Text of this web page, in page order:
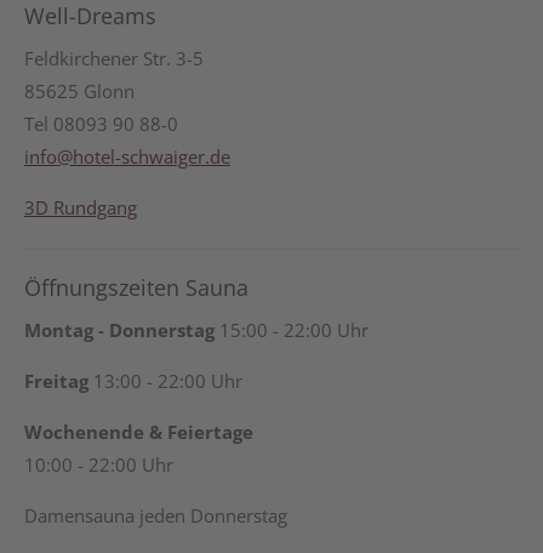
Well-Dreams
Feldkirchener Str. 3-5
85625 Glonn
Tel 08093 90 88-0
info@hotel-schwaiger.de
3D Rundgang
Öffnungszeiten Sauna
Montag - Donnerstag 15:00 - 22:00 Uhr
Freitag 13:00 - 22:00 Uhr
Wochenende & Feiertage
10:00 - 22:00 Uhr
Damensauna jeden Donnerstag